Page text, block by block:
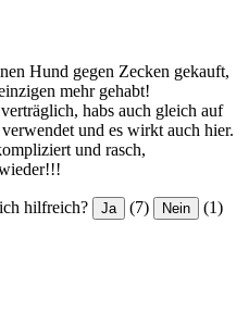
Hund gegen Zecken gekauft,
mehr gehabt!
habs auch gleich auf
und es wirkt auch hier.
und rasch,
hilfreich? Ja (7) Nein (1)